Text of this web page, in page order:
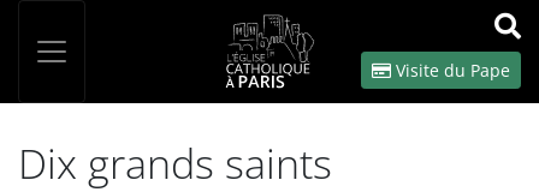
OK
Visite du Pape
Dix grands saints
Panneau de gestion des cookies